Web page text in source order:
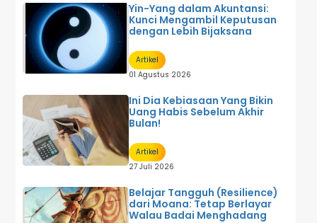
Yin-Yang dalam Akuntansi:
Kunci Mengambil Keputusan
dengan Lebih Bijaksana
Artikel
01 Agustus 2026
Ini Dia Kebiasaan Yang Bikin
Uang Habis Sebelum Akhir
Bulan!
Artikel
27 Juli 2026
Belajar Tangguh (Resilience)
dari Moana: Tetap Berlayar
Walau Badai Menghadang